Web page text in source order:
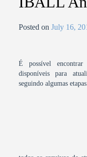
Posted onJuly 16,
É possível encontrar
disponíveis para
seguindo algumas